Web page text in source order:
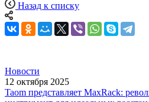
Назад к списку
Новости
12 октября 2025
Taom представляет MaxRack: